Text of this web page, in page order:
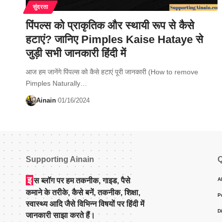
सुंदरता
पिंपल्स को प्राकृतिक और स्थायी रूप से कैसे
हटाएं? जानिए Pimples Kaise Hataye से
जुड़ी सभी जानकारी हिंदी में
आज हम जानेंगे पिंपल्स को कैसे हटाएं पूरी जानकारी (How to remove
Pimples Naturally…
Ainain 01/16/2024
Supporting Ainain
इ स ब्लॉग पर हम तकनीक, गाइड, पैसे
कमाने के तरीके, कैसे बनें, तकनीक, शिक्षा,
स्वास्थ्य आदि जैसे विभिन्न विषयों पर हिंदी में
जानकारी साझा करते हैं।